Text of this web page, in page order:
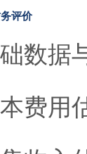
评价
数据
费用